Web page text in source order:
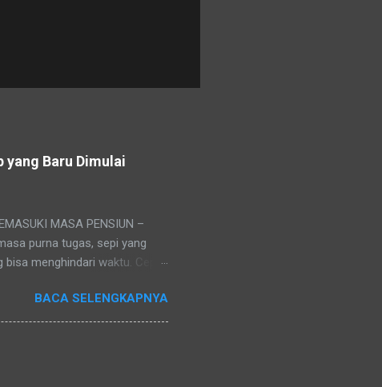
yang Baru Dimulai
MASA PENSIUN –
purna tugas, sepi yang
menghindari waktu. Cepat
tugas seringkali menjadi
jauh-jauh hari sebenarnya
perjalanan kerja seseorang.
ke tengah keluarga
BACA SELENGKAPNYA